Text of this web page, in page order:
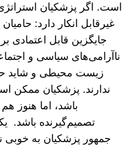
است. اگر پزشکیان
غیرقابل انکار دارد:
جایگزین قابل اعتمادی
ناآرامی‌های سیاسی و
زیست محیطی و شاید
ندارند. پزشکیان ممکن
باشد، اما هنوز
تصمیم‌گیرنده باشد.
جمهور پزشکیان به خوبی